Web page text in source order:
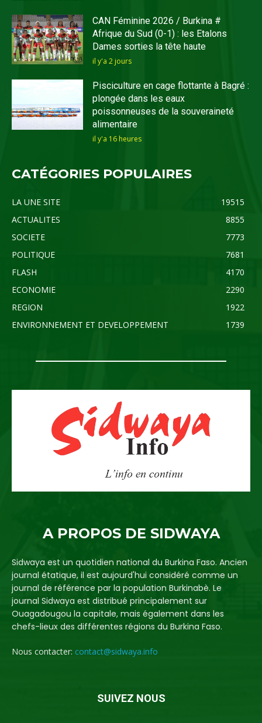
CAN Féminine 2026 / Burkina #
Afrique du Sud (0-1) : les Etalons
Dames sorties la tête haute
il y'a 2 jours
Pisciculture en cage flottante à Bagré :
plongée dans les eaux
poissonneuses de la souveraineté
alimentaire
il y'a 16 heures
CATÉGORIES POPULAIRES
LA UNE SITE
19515
ACTUALITES
8855
SOCIETE
7773
POLITIQUE
7681
FLASH
4170
ECONOMIE
2290
REGION
1922
ENVIRONNEMENT ET DEVELOPPEMENT
1739
A PROPOS DE SIDWAYA
Sidwaya est un quotidien national du Burkina Faso. Ancien
journal étatique, il est aujourd'hui considéré comme un
journal de référence par la population Burkinabè. Le
journal Sidwaya est distribué principalement sur
Ouagadougou la capitale, mais également dans les
chefs-lieux des différentes régions du Burkina Faso.
Nous contacter: contact@sidwaya.info
SUIVEZ NOUS